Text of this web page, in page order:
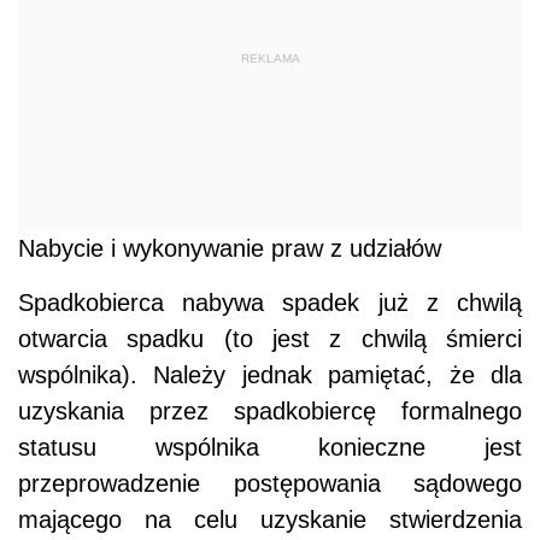
REKLAMA
Nabycie i wykonywanie praw z udziałów
Spadkobierca nabywa spadek już z chwilą
otwarcia spadku (to jest z chwilą śmierci
wspólnika). Należy jednak pamiętać, że dla
uzyskania przez spadkobiercę formalnego
statusu wspólnika konieczne jest
przeprowadzenie postępowania sądowego
mającego na celu uzyskanie stwierdzenia